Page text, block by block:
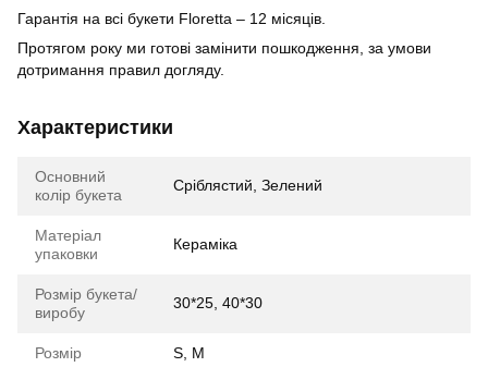
Гарантія на всі букети Floretta – 12 місяців.
Протягом року ми готові замінити пошкодження, за умови
дотримання правил догляду.
Характеристики
Основний
колір букета
Сріблястий, Зелений
Матеріал
упаковки
Кераміка
Розмір букета/
виробу
30*25, 40*30
Розмір S, M